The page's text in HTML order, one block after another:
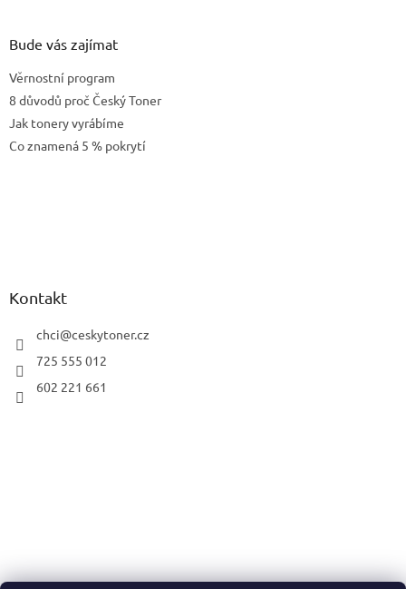
Bude vás zajímat
Věrnostní program
8 důvodů proč Český Toner
Jak tonery vyrábíme
Co znamená 5 % pokrytí
Kontakt
chci@ceskytoner.cz
725 555 012
602 221 661